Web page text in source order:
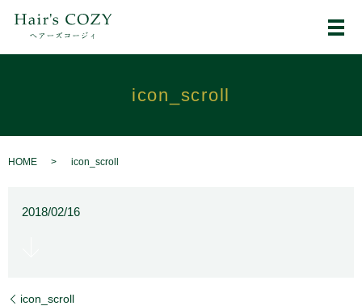
メ
icon_scroll
HOME icon_scroll
2018/02/16
icon_scroll